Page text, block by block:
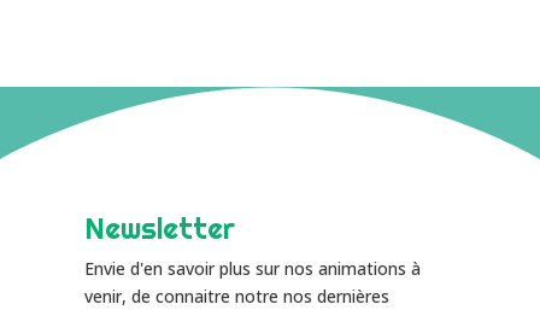
Newsletter
Envie d'en savoir plus sur nos animations à
venir, de connaitre notre nos dernières